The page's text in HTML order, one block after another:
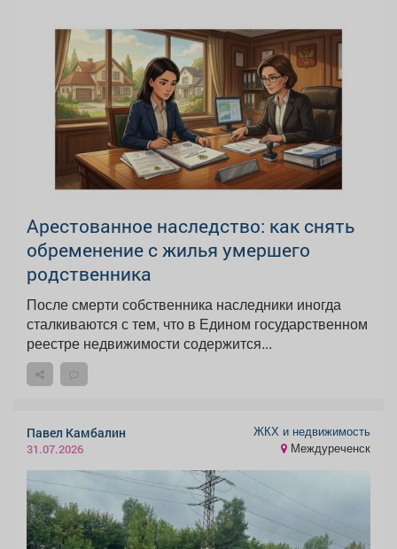
Арестованное наследство: как снять
обременение с жилья умершего
родственника
После смерти собственника наследники иногда
сталкиваются с тем, что в Едином государственном
реестре недвижимости содержится...
Павел Камбалин
31.07.2026
ЖКХ и недвижимость
Междуреченск